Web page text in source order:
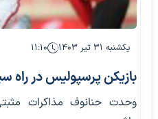
یکشنبه ۳۱ تیر ۱۴۰۳ ۱۱:۱۰
بازیکن پرسپولیس در راه
وحدت حنانوف مذاکرات